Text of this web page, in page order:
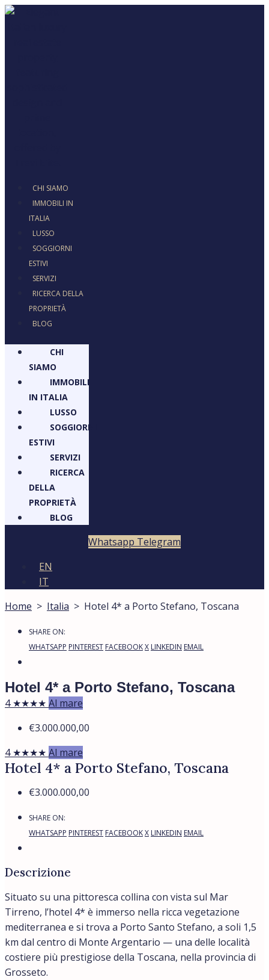
CHI SIAMO
IMMOBILI IN
ITALIA
LUSSO
SOGGIORNI
ESTIVI
SERVIZI
RICERCA DELLA
PROPRIETÀ
BLOG
CHI
SIAMO
IMMOBILI
IN ITALIA
LUSSO
SOGGIORNI
ESTIVI
SERVIZI
RICERCA
DELLA
PROPRIETÀ
BLOG
Whatsapp Telegram
EN
IT
Home > Italia > Hotel 4* a Porto Stefano, Toscana
SHARE ON:
WHATSAPP PINTEREST FACEBOOKX LINKEDIN EMAIL
Hotel 4* a Porto Stefano, Toscana
4 ★★★★ Al mare
€3.000.000,00
4 ★★★★ Al mare
Hotel 4* a Porto Stefano, Toscana
€3.000.000,00
SHARE ON:
WHATSAPP PINTEREST FACEBOOKX LINKEDIN EMAIL
Descrizione
Situato su una pittoresca collina con vista sul Mar
Tirreno, l’hotel 4* è immerso nella ricca vegetazione
mediterranea e si trova a Porto Santo Stefano, a soli 1,5
km dal centro di Monte Argentario — una delle località
costiere più prestigiose della Toscana, nella provincia di
Grosseto.